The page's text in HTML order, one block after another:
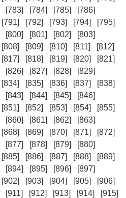
[783] [784] [785]
[786]
[791] [792] [793] [794]
[795]
[800] [801] [802]
[803]
[808] [809] [810] [811]
[812]
[817] [818] [819] [820]
[821]
[826] [827] [828]
[829]
[834] [835] [836] [837]
[838]
[843] [844] [845]
[846]
[851] [852] [853] [854]
[855]
[860] [861] [862]
[863]
[868] [869] [870] [871]
[872]
[877] [878] [879]
[880]
[885] [886] [887] [888]
[889]
[894] [895] [896]
[897]
[902] [903] [904] [905]
[906]
[911] [912] [913] [914] [915]